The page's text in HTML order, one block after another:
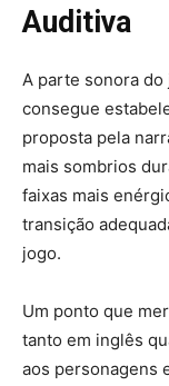
Auditiva
A parte sonora
consegue
proposta pela
mais sombrios
faixas mais
transição
jogo.
Um ponto que
tanto em inglês
aos personagens